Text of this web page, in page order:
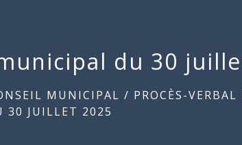
du 30
MUNICIPAL / PROCÈS-
30 JUILLET 2025